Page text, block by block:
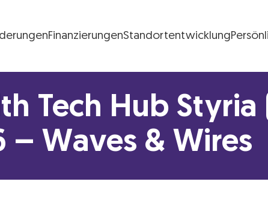
FinanzierungenStandortentwicklung
Tech Hub Styria
– Waves & Wires